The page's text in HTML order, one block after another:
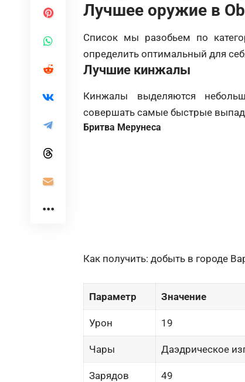
Лучшее оружие в
Список мы разобьем по
определить оптимальный для
Лучшие кинжалы
Кинжалы выделяются
совершать самые быстрые
Бритва Мерунеса
Как получить: добыть в городе
Параметр Значение
Урон 19
Чары Даэдрическое
Зарядов 49